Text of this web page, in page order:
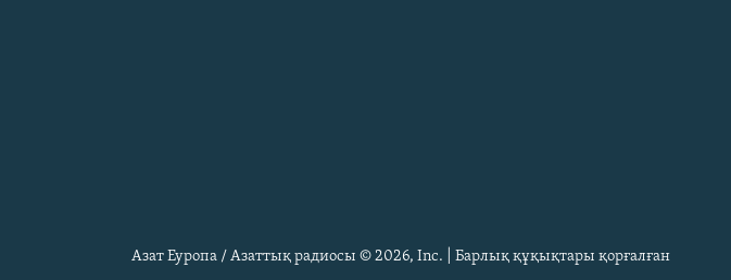
Азат Еуропа / Азаттық радиосы © 2026, Inc. | Барлық құқықтары қорғалған